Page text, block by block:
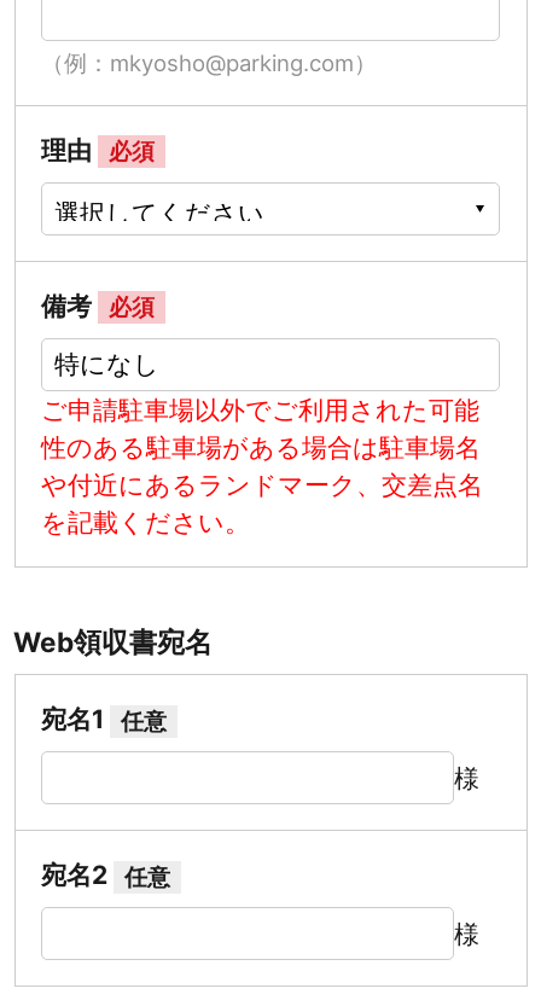
（例：mkyosho@parking.com）
理由 必須
備考 必須
ご申請駐車場以外でご利用された可能
性のある駐車場がある場合は駐車場名
や付近にあるランドマーク、交差点名
を記載ください。
Web領収書宛名
宛名1 任意
様
宛名2 任意
様